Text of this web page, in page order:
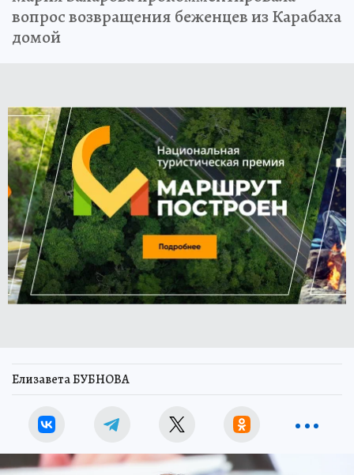
вопрос возвращения беженцев из Карабаха
домой
Елизавета БУБНОВА